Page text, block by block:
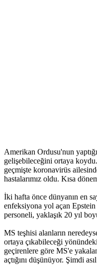
Amerikan Ordusu'nun
gelişebileceğini ortaya
geçmişte koronavirüs
hastalarımız oldu. Kısa
İki hafta önce dünyanın en
enfeksiyona yol açan
personeli, yaklaşık 20 yıl
MS teşhisi alanların
ortaya çıkabileceği
geçirenlere göre MS'e
açtığını düşünüyor. Şimdi